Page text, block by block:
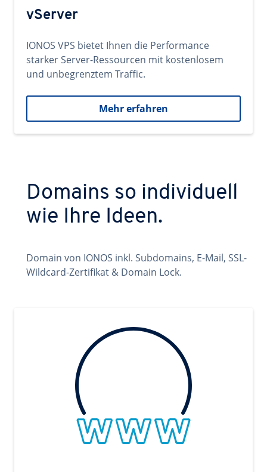
vServer
IONOS VPS bietet Ihnen die Performance
starker Server-Ressourcen mit kostenlosem
und unbegrenztem Traffic.
Mehr erfahren
Domains so individuell
wie Ihre Ideen.
Domain von IONOS inkl. Subdomains, E-Mail, SSL-
Wildcard-Zertifikat & Domain Lock.